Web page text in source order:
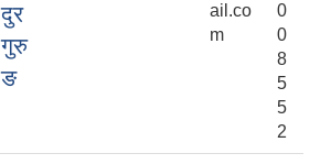
दुर
गुरु
ङ
ail.co
m
0
0
8
5
5
2